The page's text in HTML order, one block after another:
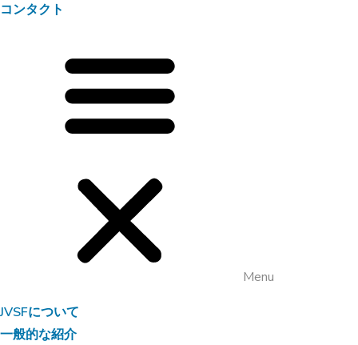
コンタクト
Menu
JVSFについて
一般的な紹介